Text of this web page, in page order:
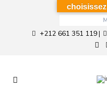
+212 661 351 119|